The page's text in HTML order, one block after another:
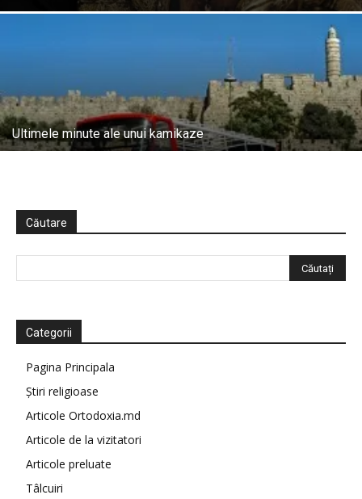
Ultimele minute ale unui kamikaze
Căutare
Categorii
Pagina Principala
Știri religioase
Articole Ortodoxia.md
Articole de la vizitatori
Articole preluate
Tâlcuiri